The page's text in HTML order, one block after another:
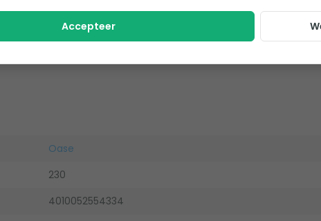
Oase
230
4010052554334
Accepteer